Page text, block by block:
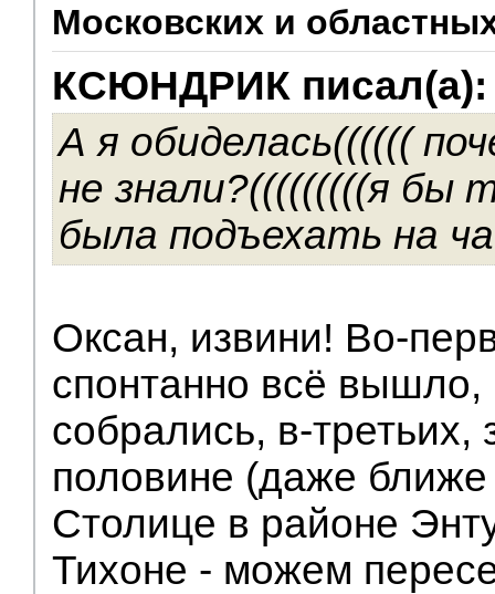
Московских и
КСЮНДРИК писал(а):
А я обиделась((((((
не знали?(((((((((я бы
была подъехать на
Оксан, извини! Во-
спонтанно всё вышло,
собрались, в-третьих,
половине (даже ближе
Столице в районе
Тихоне - можем
Помощники